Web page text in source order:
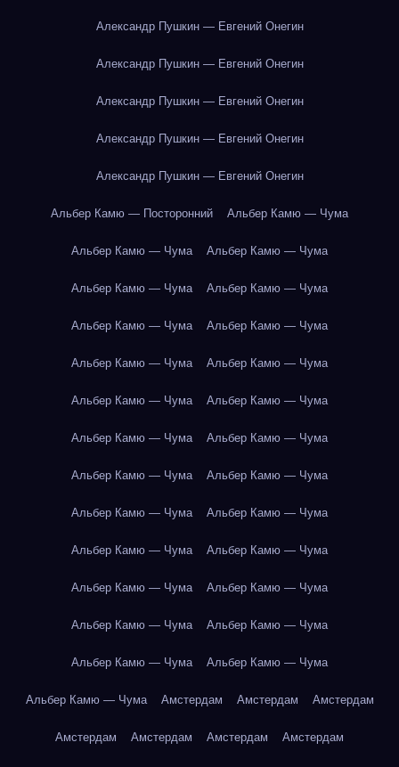
Александр Пушкин — Евгений Онегин
Александр Пушкин — Евгений Онегин
Александр Пушкин — Евгений Онегин
Александр Пушкин — Евгений Онегин
Александр Пушкин — Евгений Онегин
Альбер Камю — Посторонний Альбер Камю — Чума
Альбер Камю — Чума Альбер Камю — Чума
Альбер Камю — Чума Альбер Камю — Чума
Альбер Камю — Чума Альбер Камю — Чума
Альбер Камю — Чума Альбер Камю — Чума
Альбер Камю — Чума Альбер Камю — Чума
Альбер Камю — Чума Альбер Камю — Чума
Альбер Камю — Чума Альбер Камю — Чума
Альбер Камю — Чума Альбер Камю — Чума
Альбер Камю — Чума Альбер Камю — Чума
Альбер Камю — Чума Альбер Камю — Чума
Альбер Камю — Чума Альбер Камю — Чума
Альбер Камю — Чума Альбер Камю — Чума
Альбер Камю — Чума Амстердам Амстердам Амстердам
Амстердам Амстердам Амстердам Амстердам